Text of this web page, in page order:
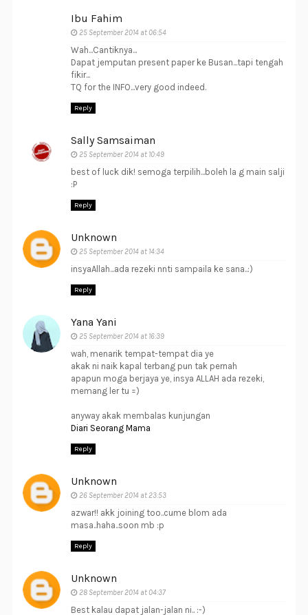
Ibu Fahim
25 September 2014 at 06:54
Wah...Cantiknya...
Dapat jemputan present paper ke Busan...tapi tengah
fikir...
TQ for the INFO...very good indeed.
Reply
Sally Samsaiman
25 September 2014 at 10:49
best of luck dik! semoga terpilih...boleh la g main salji
:P
Reply
Unknown
25 September 2014 at 14:34
insyaAllah...ada rezeki nnti sampaila ke sana..:)
Reply
Yana Yani
25 September 2014 at 16:39
wah, menarik tempat-tempat dia ye
akak ni naik kapal terbang pun tak pernah
apapun moga berjaya ye, insya ALLAH ada rezeki,
memang ler tu =)
anyway akak membalas kunjungan
Diari Seorang Mama
Reply
Unknown
26 September 2014 at 23:53
azwar!! akk joining too..cume blom ada
masa..haha..soon mb :p
Reply
Unknown
28 September 2014 at 04:37
Best kalau dapat jalan-jalan ni.. :-)